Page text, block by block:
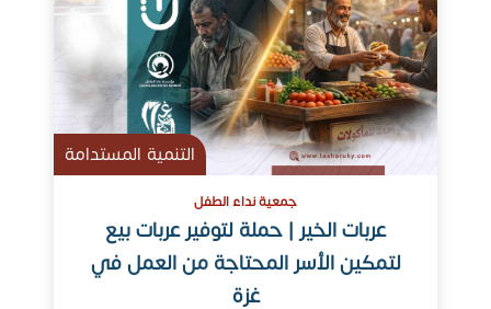
التنمية المستدامة
جمعية نداء الطفل
عربات الخير | حملة لتوفير عربات بيع
لتمكين الأسر المحتاجة من العمل في
غزة